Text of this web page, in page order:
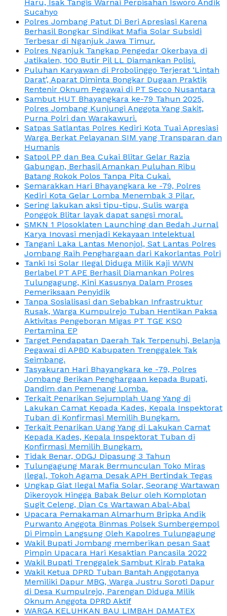
Haru, Isak Tangis Warnai Perpisahan Isworo Andik
Sucahyo
Polres Jombang Patut Di Beri Apresiasi Karena
Berhasil Bongkar Sindikat Mafia Solar Subsidi
Terbesar di Nganjuk Jawa Timur.
Polres Nganjuk Tangkap Pengedar Okerbaya di
Jatikalen, 100 Butir Pil LL Diamankan Polisi.
Puluhan Karyawan di Probolinggo Terjerat ‘Lintah
Darat’, Aparat Diminta Bongkar Dugaan Praktik
Rentenir Oknum Pegawai di PT Secco Nusantara
Sambut HUT Bhayangkara ke-79 Tahun 2025,
Polres Jombang Kunjungi Anggota Yang Sakit,
Purna Polri dan Warakawuri.
Satpas Satlantas Polres Kediri Kota Tuai Apresiasi
Warga Berkat Pelayanan SIM yang Transparan dan
Humanis
Satpol PP dan Bea Cukai Blitar Gelar Razia
Gabungan, Berhasil Amankan Puluhan Ribu
Batang Rokok Polos Tanpa Pita Cukai.
Semarakkan Hari Bhayangkara ke -79, Polres
Kediri Kota Gelar Lomba Menembak 3 Pilar.
Sering lakukan aksi tipu-tipu, Sulis warga
Ponggok Blitar layak dapat sangsi moral.
SMKN 1 Plosoklaten Launching dan Bedah Jurnal
Karya Inovasi menjadi Kekayaan Intelektual
Tangani Laka Lantas Menonjol, Sat Lantas Polres
Jombang Raih Penghargaan dari Kakorlantas Polri
Tanki Isi Solar Ilegal Diduga Milik Kaji WWN
Berlabel PT APE Berhasil Diamankan Polres
Tulungagung, Kini Kasusnya Dalam Proses
Pemeriksaan Penyidik
Tanpa Sosialisasi dan Sebabkan Infrastruktur
Rusak, Warga Kumpulrejo Tuban Hentikan Paksa
Aktivitas Pengeboran Migas PT TGE KSO
Pertamina EP
Target Pendapatan Daerah Tak Terpenuhi, Belanja
Pegawai di APBD Kabupaten Trenggalek Tak
Seimbang.
Tasyakuran Hari Bhayangkara ke -79, Polres
Jombang Berikan Penghargaan kepada Bupati,
Dandim dan Pemenang Lomba.
Terkait Penarikan Sejumplah Uang Yang di
Lakukan Camat Kepada Kades, Kepala Inspektorat
Tuban di Konfirmasi Memilih Bungkam.
Terkait Penarikan Uang Yang di Lakukan Camat
Kepada Kades, Kepala Inspektorat Tuban di
Konfirmasi Memilih Bungkam.
Tidak Benar, ODGJ Dipasung 3 Tahun
Tulungagung Marak Bermunculan Toko Miras
Ilegal, Tokoh Agama Desak APH Bertindak Tegas
Ungkap Giat Ilegal Mafia Solar, Seorang Wartawan
Dikeroyok Hingga Babak Belur oleh Komplotan
Sugit Celeng, Dian Cs Wartawan Abal-Abal
Upacara Pemakaman Almarhum Bripka Andik
Purwanto Anggota Binmas Polsek Sumbergempol
Di Pimpin Langsung Oleh Kapolres Tulungagung
Wakil Bupati Jombang memberikan pesan Saat
Pimpin Upacara Hari Kesaktian Pancasila 2022
Wakil Bupati Trenggalek Sambut Kirab Pataka
Wakil Ketua DPRD Tuban Bantah Anggotanya
Memiliki Dapur MBG, Warga Justru Soroti Dapur
di Desa Kumpulrejo, Parengan Diduga Milik
Oknum Anggota DPRD Aktif
WARGA KELUHKAN BAU LIMBAH DAMATEX